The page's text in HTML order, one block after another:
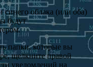
облака (или оба)
будут
папки, которые вы
щелкните правой
уведомлений на